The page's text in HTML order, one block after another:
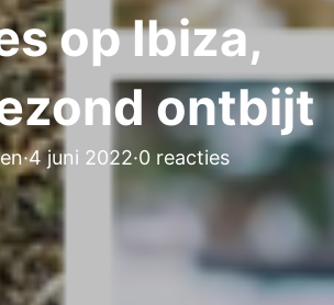
op Ibiza,
ontbijt
·4 juni 2022·0 reacties